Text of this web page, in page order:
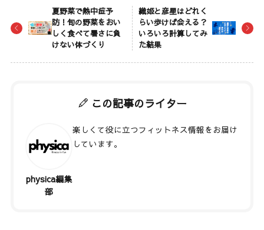
夏野菜で熱中症予
防！旬の野菜をおい
しく食べて暑さに負
けない体づくり
織姫と彦星はどれく
らい歩けば会える？
いろいろ計算してみ
た結果
この記事のライター
physica編集
部
楽しくて役に立つフィットネス情報をお届け
しています。